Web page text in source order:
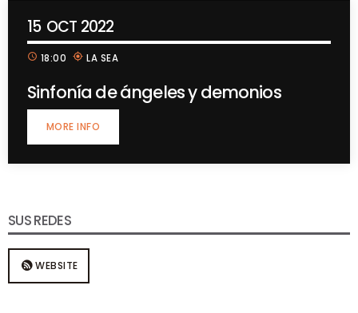
15 OCT 2022
schedule 18:00 my_location LA SEA
Sinfonía de ángeles y demonios
MORE INFO
SUS REDES
WEBSITE